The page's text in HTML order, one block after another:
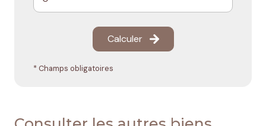
Calculer
* Champs obligatoires